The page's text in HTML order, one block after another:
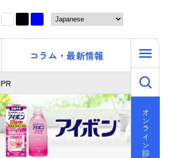
白 黒
コラム・最新情報
PR